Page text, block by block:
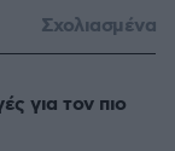
Σχολιασμένα
για τον πιο